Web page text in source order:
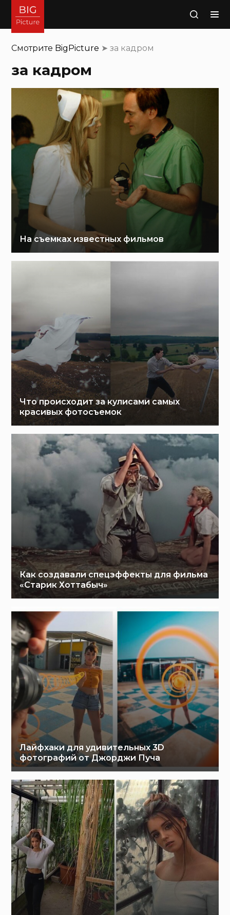
Поиск
Смотрите BigPicture ➤за кадром
за кадром
На съемках известных фильмов
Что происходит за кулисами самых
красивых фотосъемок
Как создавали спецэффекты для фильма
«Старик Хоттабыч»
Лайфхаки для удивительных 3D
фотографий от Джорджи Пуча